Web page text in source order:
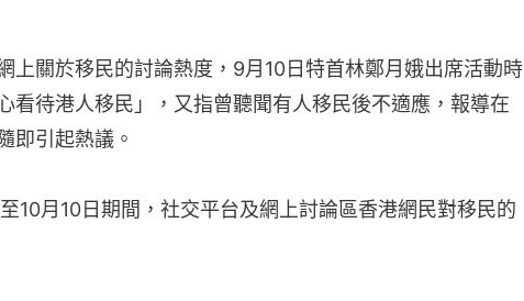
上關於移民的討論熱度，9月10日特首林鄭月娥出席活動時
看待港人移民」，又指曾聽聞有人移民後不適應，報導在
即引起熱議。
10月10日期間，社交平台及網上討論區香港網民對移民的